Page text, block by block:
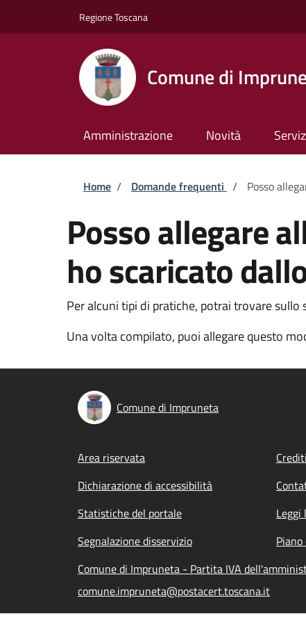
Regione Toscana
Comune di
Amministrazione Novità
Briciole di pane
Home / Domande frequenti / Posso
Posso allegare
ho scaricato
Per alcuni tipi di pratiche, potrai trovare
Una volta compilato, puoi allegare questo
Comune di Impruneta
Footer menu
Area riservata Crediti
Dichiarazione di accessibilità
Statistiche del portale
Leggi
Segnalazione disservizio
Comune di Impruneta - Partita IVA
comune.impruneta@postacert.toscana.it